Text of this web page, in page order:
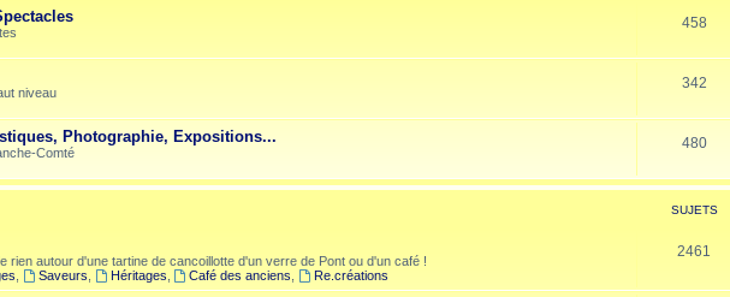
458
niveau
342
Photographie, Expositions...
Comté
480
SUJETS
rien autour d'une tartine de cancoillotte d'un verre de Pont ou d'un café !
Saveurs Héritages Café des anciens Re.créations
2461